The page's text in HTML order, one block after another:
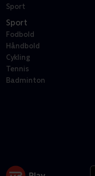
Sport
Sport
Fodbold
Håndbold
Cykling
Tennis
Badminton